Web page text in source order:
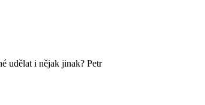
udělat i nějak jinak? Petr